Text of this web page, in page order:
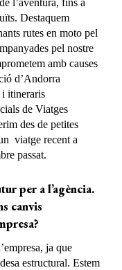
l’aventura, fins a
Destaquem
rutes en moto pel
pel nostre
amb causes
d’Andorra
i itineraris
de Viatges
des de petites
viatge recent a
passat.
per a l’agència.
canvis
ja que
estructural. Estem